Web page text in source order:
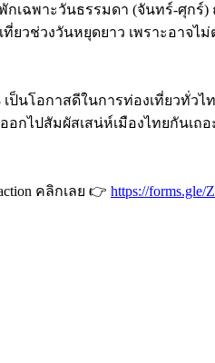
กเฉพาะวันธรรมดา (จันทร์-ศุก
ยวช่วงวันหยุดยาว เพราะอาจไ
เป็นโอกาสดีในการท่องเที่ยว
กไปสัมผัสเสน่ห์เมืองไทยกันเถอ
คลิกเลย 👉 https://forms.gle/